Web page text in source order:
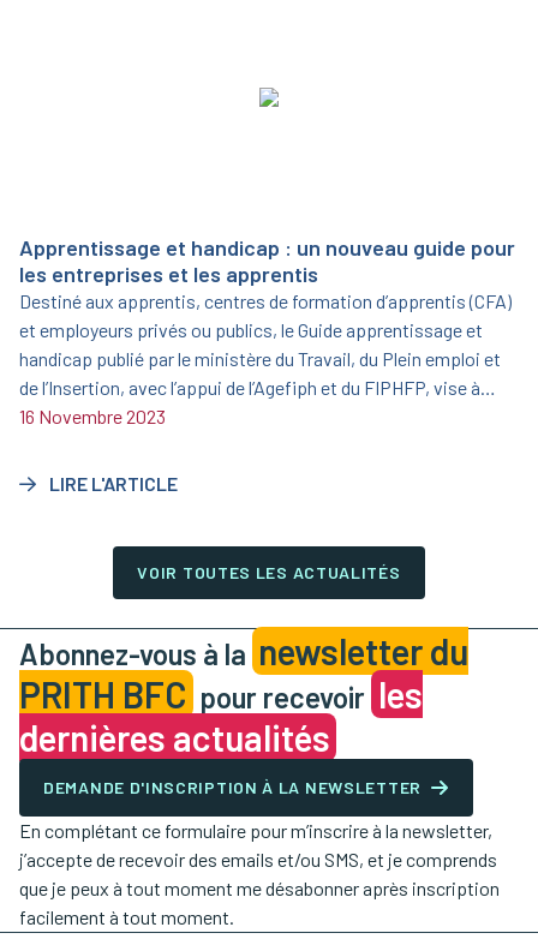
Apprentissage et handicap : un nouveau guide pour
les entreprises et les apprentis
Destiné aux apprentis, centres de formation d’apprentis (CFA)
et employeurs privés ou publics, le Guide apprentissage et
handicap publié par le ministère du Travail, du Plein emploi et
de l’Insertion, avec l’appui de l’Agefiph et du FIPHFP, vise à
informer et sensibiliser sur l’opportunité que représente
16 Novembre 2023
LIRE L'ARTICLE
VOIR TOUTES LES ACTUALITÉS
Abonnez-vous à la newsletter du
PRITH BFC pour recevoir les
dernières actualités
DEMANDE D'INSCRIPTION À LA NEWSLETTER
En complétant ce formulaire pour m’inscrire à la newsletter,
j’accepte de recevoir des emails et/ou SMS, et je comprends
que je peux à tout moment me désabonner après inscription
facilement à tout moment.